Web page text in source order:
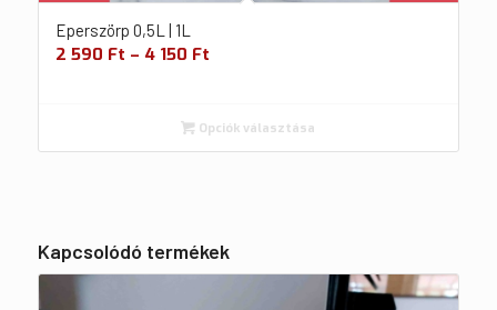
Eperszörp 0,5L | 1L
2 590 Ft – 4 150 Ft
Opciók választása
Kapcsolódó termékek